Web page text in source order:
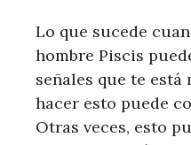
Lo que sucede
hombre Piscis
señales que te está
hacer esto puede
Otras veces, esto